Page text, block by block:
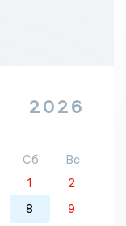
2026
Сб
Вс
1
2
8
9